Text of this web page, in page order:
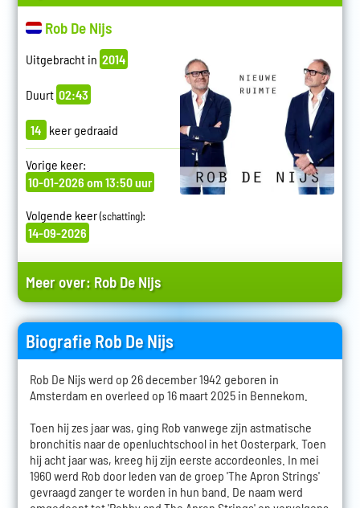
Rob De Nijs
Uitgebracht in 2014
Duurt 02:43
14 keer gedraaid
Vorige keer:
10-01-2026 om 13:50 uur
Volgende keer(schatting):
14-09-2026
Meer over: Rob De Nijs
Biografie Rob De Nijs
Rob De Nijs werd op 26 december 1942 geboren in
Amsterdam en overleed op 16 maart 2025 in Bennekom.
Toen hij zes jaar was, ging Rob vanwege zijn astmatische
bronchitis naar de openluchtschool in het Oosterpark. Toen
hij acht jaar was, kreeg hij zijn eerste accordeonles. In mei
1960 werd Rob door leden van de groep 'The Apron Strings'
gevraagd zanger te worden in hun band. De naam werd